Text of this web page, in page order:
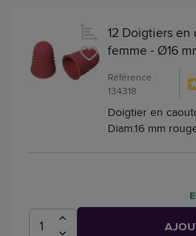
12 Doigtiers
femme - Ø16
Référence :
134318
Doigtier en
Diam.16 mm